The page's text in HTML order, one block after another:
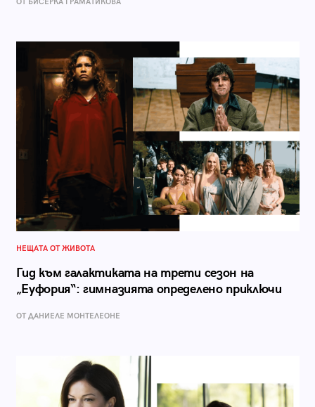
ОТ БИСЕРКА ГРАМАТИКОВА
НЕЩАТА ОТ ЖИВОТА
Гид към галактиката на трети сезон на
„Еуфория“: гимназията определено приключи
ОТ ДАНИЕЛЕ МОНТЕЛЕОНЕ